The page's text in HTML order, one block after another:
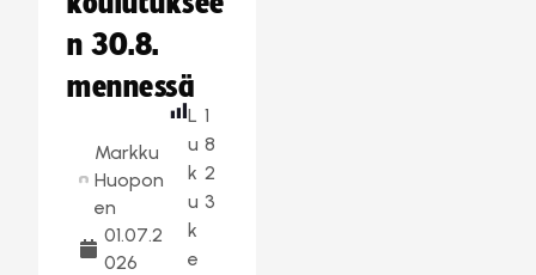
n 30.8.
mennessä
Markku
Huopon
en
01.07.2
026
L
u
k
u
k
e
1
8
2
3